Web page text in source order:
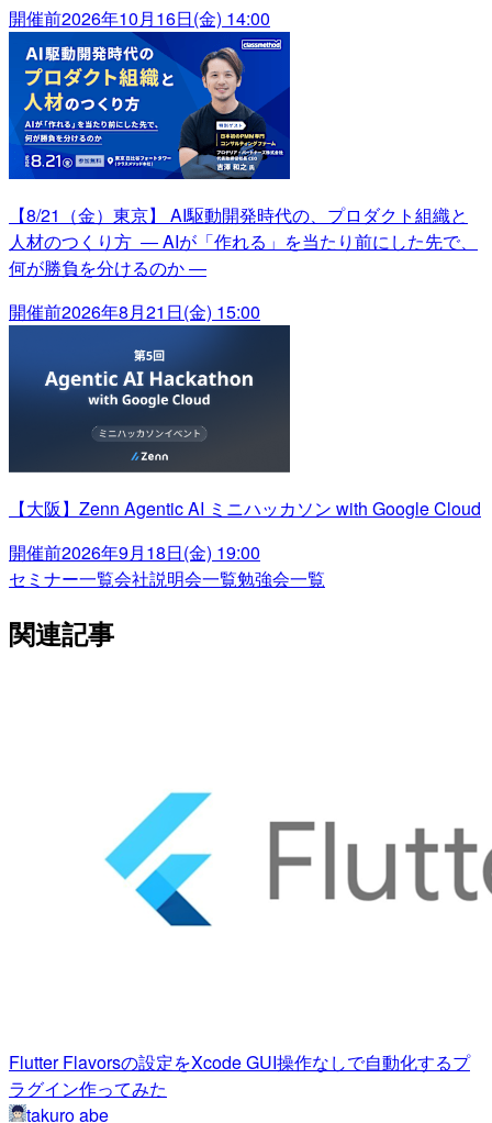
開催前2026年10月16日(金) 14:00
【8/21（金）東京】 AI駆動開発時代の、プロダクト組織と
人材のつくり方 ― AIが「作れる」を当たり前にした先で、
何が勝負を分けるのか ―
開催前2026年8月21日(金) 15:00
【大阪】Zenn Agentic AI ミニハッカソン with Google Cloud
開催前2026年9月18日(金) 19:00
セミナー一覧会社説明会一覧勉強会一覧
関連記事
Flutter Flavorsの設定をXcode GUI操作なしで自動化するプ
ラグイン作ってみた
takuro abe